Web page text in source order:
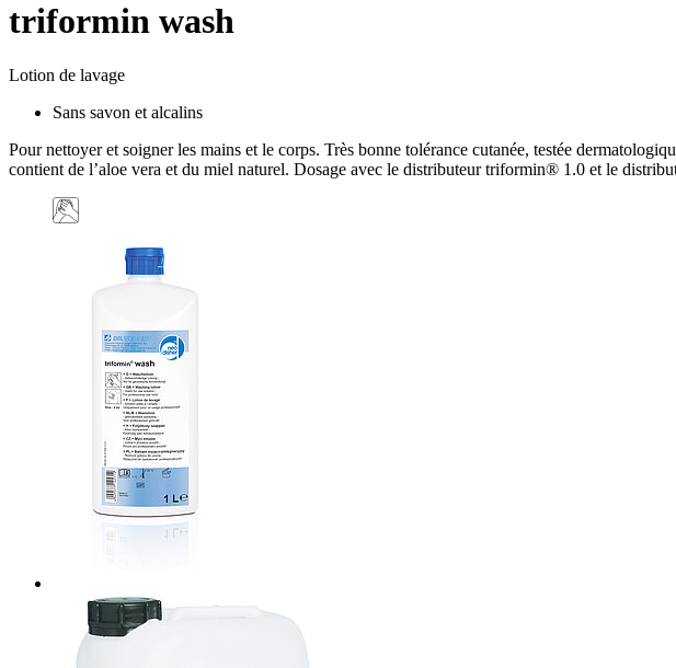
triformin wash
Lotion de lavage
Sans savon et alcalins
Pour nettoyer et soigner les mains et le corps. Très bonne tolérance cutanée, testée
contient de l’aloe vera et du miel naturel. Dosage avec le distributeur triformin® 1.0 et le